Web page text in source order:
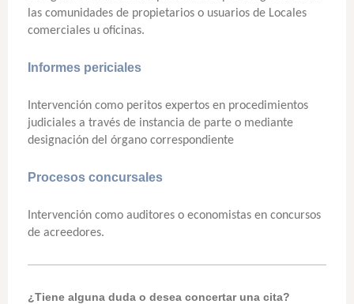
las comunidades de propietarios o usuarios de Locales
comerciales u oficinas.
Informes periciales
Intervención como peritos expertos en procedimientos
judiciales a través de instancia de parte o mediante
designación del órgano correspondiente
Procesos concursales
Intervención como auditores o economistas en concursos
de acreedores.
¿Tiene alguna duda o desea concertar una cita?